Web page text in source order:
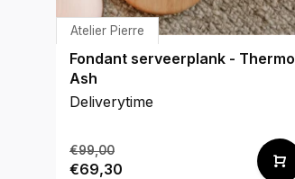
Atelier Pierre
Fondant serveerplank - Thermo
Ash
Deliverytime
€99,00
€69,30